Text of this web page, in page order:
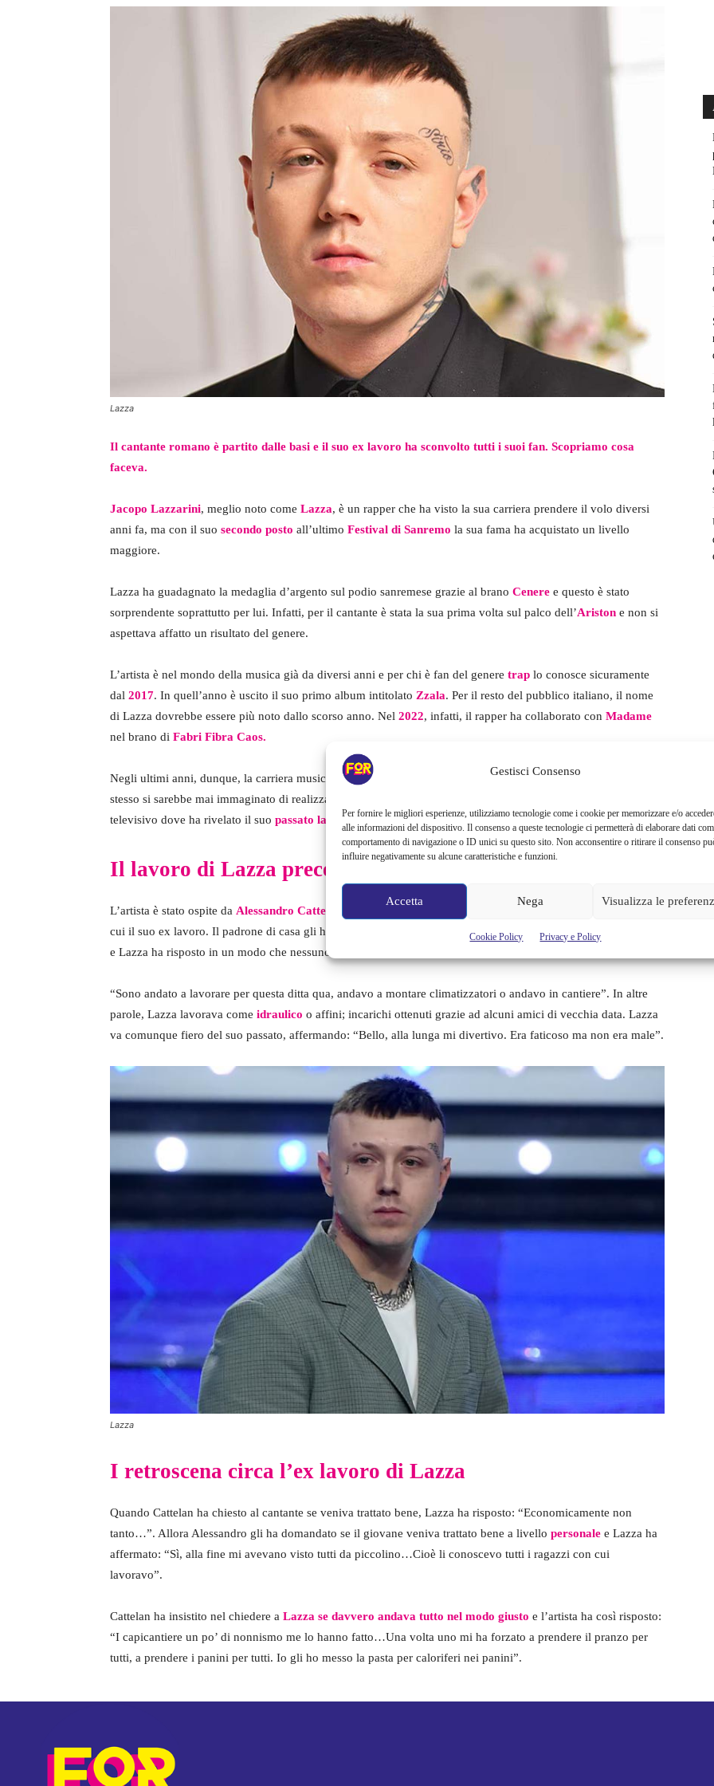
Gestisci Consenso
Per fornire le migliori esperienze, utilizziamo tecnologie come i cookie per memorizzare e/o
alle informazioni del dispositivo. Il consenso a queste tecnologie ci permetterà di elaborare dati
comportamento di navigazione o ID unici su questo sito. Non acconsentire o ritirare il consenso
influire negativamente su alcune caratteristiche e funzioni.
Accetta Nega Visualizza le
Cookie Policy Privacy e Policy
Lazza
Il cantante romano è partito dalle basi e il suo ex lavoro ha sconvolto tutti i suoi fan. Scopriamo cosa
faceva.
Jacopo Lazzarini, meglio noto come Lazza, è un rapper che ha visto la sua carriera prendere il volo diversi
anni fa, ma con il suo secondo posto all’ultimo Festival di Sanremo la sua fama ha acquistato un livello
maggiore.
Lazza ha guadagnato la medaglia d’argento sul podio sanremese grazie al brano Cenere e questo è stato
sorprendente soprattutto per lui. Infatti, per il cantante è stata la sua prima volta sul palco dell’Ariston e non si
aspettava affatto un risultato del genere.
L’artista è nel mondo della musica già da diversi anni e per chi è fan del genere trap lo conosce sicuramente
dal 2017. In quell’anno è uscito il suo primo album intitolato Zzala. Per il resto del pubblico italiano, il nome
di Lazza dovrebbe essere più noto dallo scorso anno. Nel 2022, infatti, il rapper ha collaborato con Madame
nel brano di Fabri Fibra Caos.
Negli ultimi anni, dunque, la carriera musicale di Lazza ha fatto un salto di qualità enorme, che nemmeno lui
stesso si sarebbe mai immaginato di realizzare. Qualche mese fa, il rapper è stato ospite in un programma
televisivo dove ha rivelato il suo passato lavorativo sconvolgente.
Il lavoro di Lazza precedente alla sua fama
L’artista è stato ospite da Alessandro Cattelan
e durante l’intervista ha toccato svariati argomenti personali, tra
cui il suo ex lavoro. Il padrone di casa gli ha chiesto che cosa facesse prima di entrare nel mondo della musica
e Lazza ha risposto in un modo che nessuno si immaginava. L’artista ha, infatti, dichiarato:
“Sono andato a lavorare per questa ditta qua, andavo a montare climatizzatori o andavo in cantiere”. In altre
parole, Lazza lavorava come idraulico o affini; incarichi ottenuti grazie ad alcuni amici di vecchia data. Lazza
va comunque fiero del suo passato, affermando: “Bello, alla lunga mi divertivo. Era faticoso ma non era male”.
Lazza
I retroscena circa l’ex lavoro di Lazza
Quando Cattelan ha chiesto al cantante se veniva trattato bene, Lazza ha risposto: “Economicamente non
tanto…”. Allora Alessandro gli ha domandato se il giovane veniva trattato bene a livello personale e Lazza ha
affermato: “Sì, alla fine mi avevano visto tutti da piccolino…Cioè li conoscevo tutti i ragazzi con cui
lavoravo”.
Cattelan ha insistito nel chiedere a Lazza se davvero andava tutto nel modo giusto e l’artista ha così risposto:
“I capicantiere un po’ di nonnismo me lo hanno fatto…Una volta uno mi ha forzato a prendere il pranzo per
tutti, a prendere i panini per tutti. Io gli ho messo la pasta per caloriferi nei panini”.